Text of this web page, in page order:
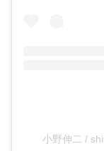
小野伸二 /